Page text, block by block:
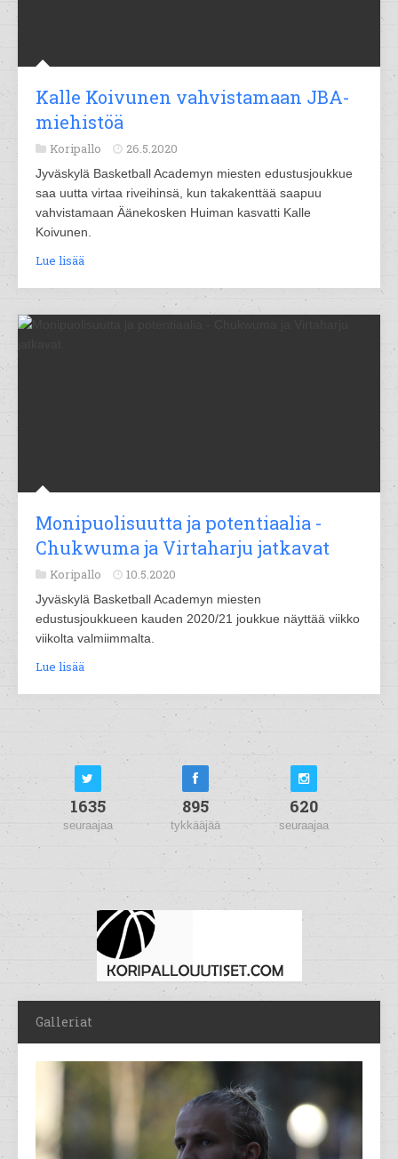
Kalle Koivunen vahvistamaan JBA-
miehistöä
Koripallo 26.5.2020
Jyväskylä Basketball Academyn miesten edustusjoukkue
saa uutta virtaa riveihinsä, kun takakenttää saapuu
vahvistamaan Äänekosken Huiman kasvatti Kalle
Koivunen.
Lue lisää
Monipuolisuutta ja potentiaalia -
Chukwuma ja Virtaharju jatkavat
Koripallo 10.5.2020
Jyväskylä Basketball Academyn miesten
edustusjoukkueen kauden 2020/21 joukkue näyttää viikko
viikolta valmiimmalta.
Lue lisää
1635
seuraajaa
895
tykkääjää
620
seuraajaa
Galleriat